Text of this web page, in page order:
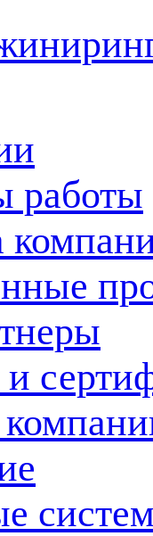
работы